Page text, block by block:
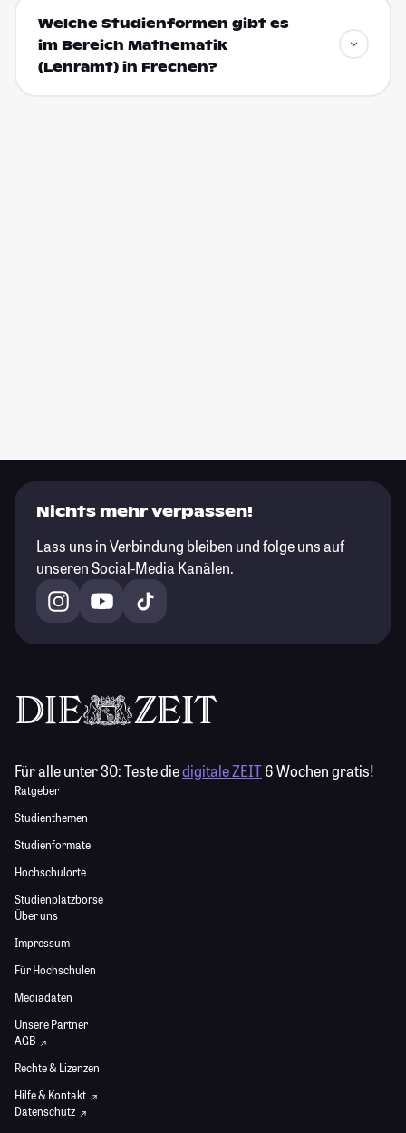
Welche Studienformen gibt es
im Bereich Mathematik
(Lehramt) in Frechen?
Nichts mehr verpassen!
Lass uns in Verbindung bleiben und folge uns auf
unseren Social-Media Kanälen.
Für alle unter 30:Teste diedigitale ZEIT6 Wochen gratis!
Ratgeber
Studienthemen
Studienformate
Hochschulorte
Studienplatzbörse
Über uns
Impressum
Für Hochschulen
Mediadaten
Unsere Partner
AGB
Rechte & Lizenzen
Hilfe & Kontakt
Datenschutz